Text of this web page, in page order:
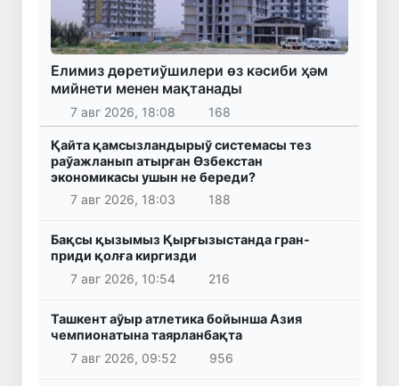
Елимиз дөретиўшилери өз кәсиби ҳәм
мийнети менен мақтанады
7 авг 2026, 18:08 168
Қайта қамсызландырыў системасы тез
раўажланып атырған Өзбекстан
экономикасы ушын не береди?
7 авг 2026, 18:03
188
Бақсы қызымыз Қырғызыстанда гран-
приди қолға киргизди
7 авг 2026, 10:54
216
Ташкент аўыр атлетика бойынша Азия
чемпионатына таярланбақта
7 авг 2026, 09:52
956